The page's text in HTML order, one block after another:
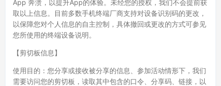
App 奔溃，以提升App的体验。未经您的授权，我们不会提前获
取以上信息。目前多数手机终端厂商支持对设备识别码的更改，
以保障您对个人信息的自主控制，具体撤回或更改的方式可参见
您所使用的终端设备说明。
【剪切板信息】
使用目的：您分享或接收被分享的信息、参加活动情形下，我们
需要访问您的剪切板，读取其中包含的口令、分享码、链接，以